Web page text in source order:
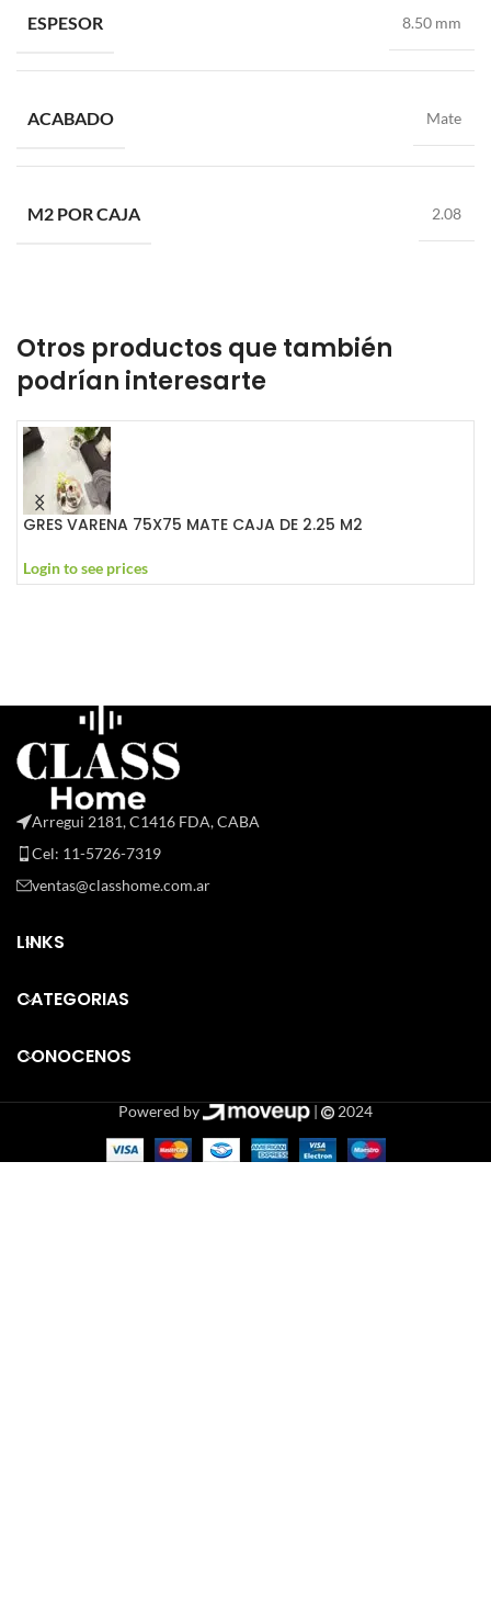
ESPESOR 8.50 mm
ACABADO Mate
M2 POR CAJA 2.08
Otros productos que también
podrían interesarte
GRES VARENA 75X75 MATE CAJA DE 2.25 M2
Login to see prices
Arregui 2181, C1416 FDA, CABA
Cel: 11-5726-7319
ventas@classhome.com.ar
LINKS
CATEGORIAS
CONOCENOS
Powered by | 2024